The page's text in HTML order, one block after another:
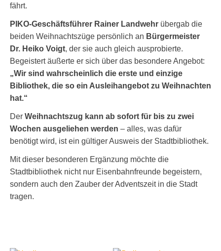
fährt.
PIKO-Geschäftsführer Rainer Landwehr übergab die
beiden Weihnachtszüge persönlich an Bürgermeister
Dr. Heiko Voigt, der sie auch gleich ausprobierte.
Begeistert äußerte er sich über das besondere Angebot:
„Wir sind wahrscheinlich die erste und einzige
Bibliothek, die so ein Ausleihangebot zu Weihnachten
hat.“
Der Weihnachtszug kann ab sofort für bis zu zwei
Wochen ausgeliehen werden – alles, was dafür
benötigt wird, ist ein gültiger Ausweis der Stadtbibliothek.
Mit dieser besonderen Ergänzung möchte die
Stadtbibliothek nicht nur Eisenbahnfreunde begeistern,
sondern auch den Zauber der Adventszeit in die Stadt
tragen.